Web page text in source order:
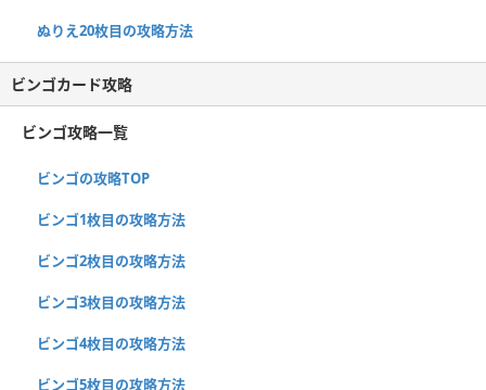
ぬりえ20枚目の攻略方法
ビンゴカード攻略
ビンゴ攻略一覧
ビンゴの攻略TOP
ビンゴ1枚目の攻略方法
ビンゴ2枚目の攻略方法
ビンゴ3枚目の攻略方法
ビンゴ4枚目の攻略方法
ビンゴ5枚目の攻略方法